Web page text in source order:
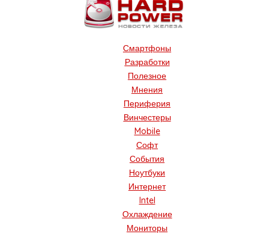
Смартфоны
Разработки
Полезное
Мнения
Периферия
Винчестеры
Mobile
Софт
События
Ноутбуки
Интернет
Intel
Охлаждение
Мониторы